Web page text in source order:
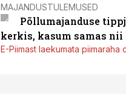
MAJANDUSTULEMUSED
Põllumajanduse
kerkis, kasum samas
E-Piimast laekumata piimaraha